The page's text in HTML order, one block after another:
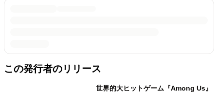
この発行者のリリース
世界的大ヒットゲーム『Among Us』